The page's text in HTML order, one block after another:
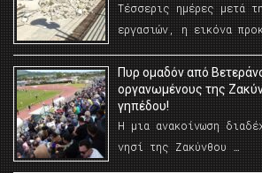
Τέσσερις ημέρες μετά
εργασιών, η εικόνα
Πυρ ομαδόν από
οργανωμένους της
γηπέδου!
Η μια ανακοίνωση
νησί της Ζακύνθου …